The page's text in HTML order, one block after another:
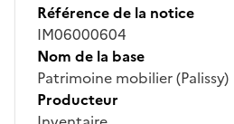
Référence de la notice
IM06000604
Nom de la base
Patrimoine mobilier (Palissy)
Producteur